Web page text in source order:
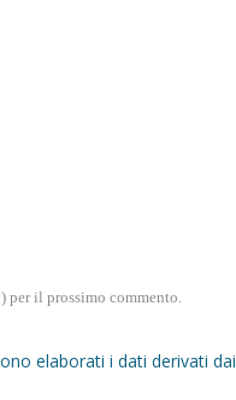
il prossimo commento.
elaborati i dati derivati dai